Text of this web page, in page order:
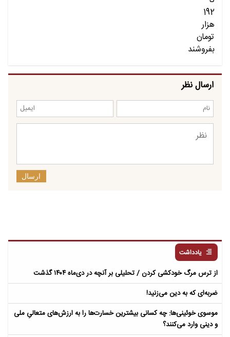
ارسال نظر
ارسال
یادداشت
از ترس مرگ خودکشی کردن / تحلیلی بر آنچه در دی‌ماه ۱۴۰۴ گذشت
ضربه‌ای که به دین می‌زنید!
موسوی خوئینی‌ها: چه کسانی بیشترین خسارت‌ها را به ارزش‌های متعالیِ ملی
و دینی وارد می‌کنند؟